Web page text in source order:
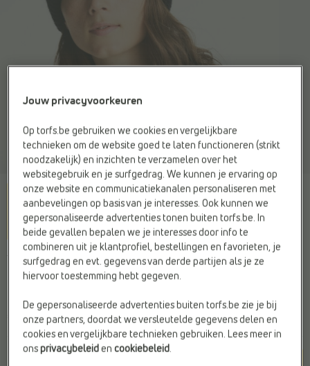
TOMMY HILFIGER
Muts blauw
€ 59,95
Jouw privacyvoorkeuren
Op torfs.be gebruiken we cookies en vergelijkbare
technieken om de website goed te laten functioneren (strikt
noodzakelijk) en inzichten te verzamelen over het
websitegebruik en je surfgedrag. We kunnen je ervaring op
onze website en communicatiekanalen personaliseren met
aanbevelingen op basis van je interesses. Ook kunnen we
gepersonaliseerde advertenties tonen buiten torfs.be. In
beide gevallen bepalen we je interesses door info te
combineren uit je klantprofiel, bestellingen en favorieten, je
surfgedrag en evt. gegevens van derde partijen als je ze
hiervoor toestemming hebt gegeven.
De gepersonaliseerde advertenties buiten torfs.be zie je bij
onze partners, doordat we versleutelde gegevens delen en
cookies en vergelijkbare technieken gebruiken. Lees meer in
onsprivacybeleid encookiebeleid.